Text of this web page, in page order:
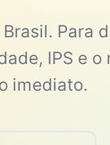
Para
IPS e o
imediato.